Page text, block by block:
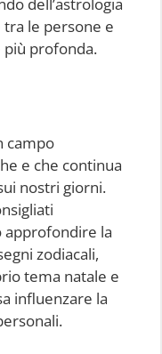
le persone e
più profonda.
campo
e che continua
nostri giorni.
approfondire la
zodiacali,
tema natale e
influenzare la